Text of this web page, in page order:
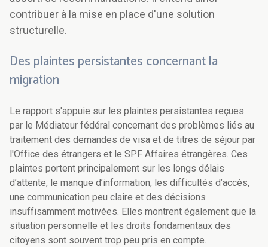
contribuer à la mise en place d'une solution
structurelle.
Des plaintes persistantes concernant la
migration
Le rapport s'appuie sur les plaintes persistantes reçues
par le Médiateur fédéral concernant des problèmes liés au
traitement des demandes de visa et de titres de séjour par
l'Office des étrangers et le SPF Affaires étrangères. Ces
plaintes portent principalement sur les longs délais
d’attente, le manque d’information, les difficultés d’accès,
une communication peu claire et des décisions
insuffisamment motivées. Elles montrent également que la
situation personnelle et les droits fondamentaux des
citoyens sont souvent trop peu pris en compte.